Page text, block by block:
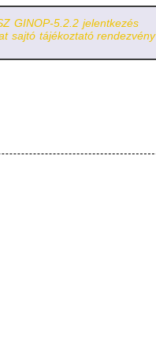
GINOP-5.2.2 jelentkezés
sajtó tájékoztató rendezvény